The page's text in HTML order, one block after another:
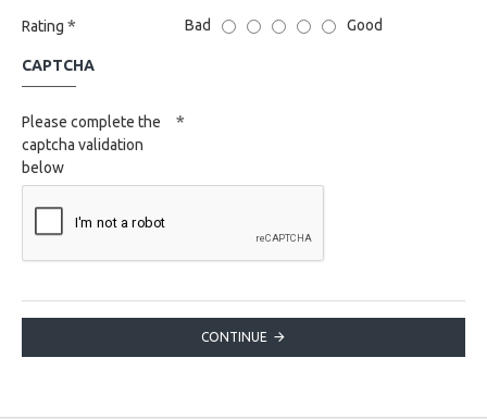
Rating Bad Good
CAPTCHA
Please complete the
captcha validation
below
CONTINUE